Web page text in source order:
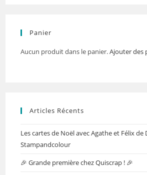
Panier
Aucun produit dans le panier.Ajouter des
Articles Récents
Les cartes de Noël avec Agathe et Félix de
Stampandcolour
🎉 Grande première chez Quiscrap ! 🎉